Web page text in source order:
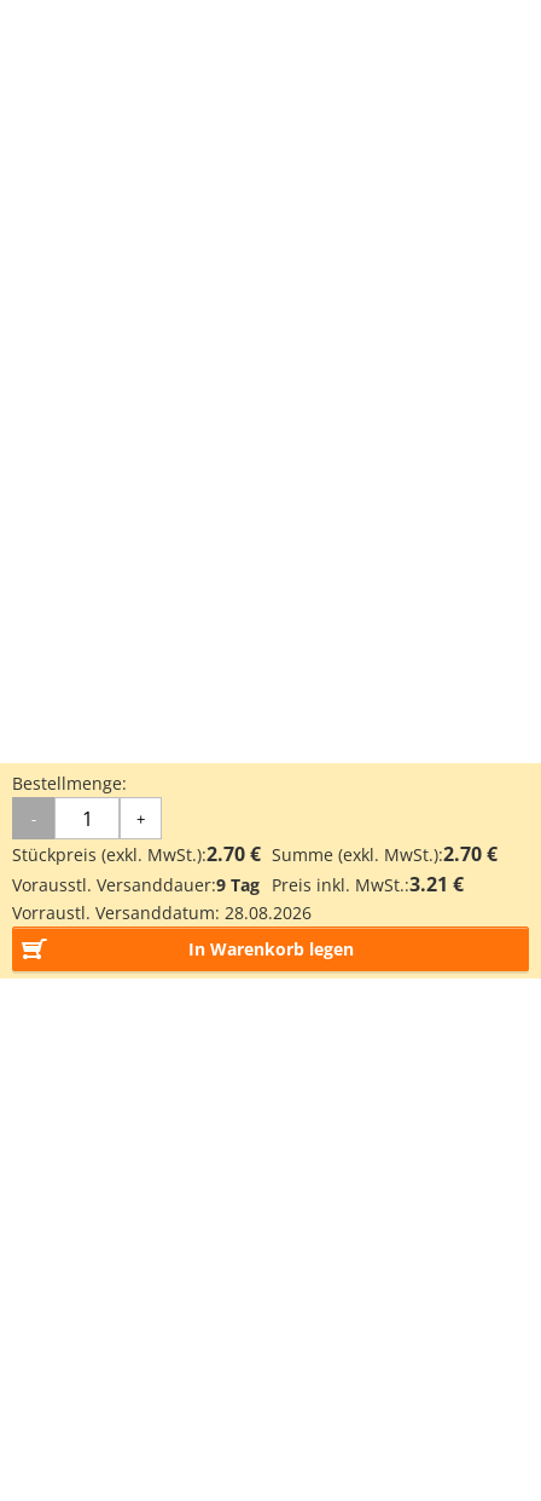
Bestellmenge:
- +
Stückpreis (exkl. MwSt.):2.70 € Summe (exkl. MwSt.):2.70 €
Vorausstl. Versanddauer:9 Tag Preis inkl. MwSt.:3.21 €
Vorraustl. Versanddatum: 28.08.2026
In Warenkorb legen